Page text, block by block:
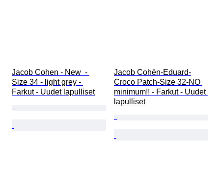
Jacob Cohen - New  -
Size 34 - light grey -
Farkut - Uudet lapulliset
Jacob Cohën-Eduard-
Croco Patch-Size 32-NO
minimum!! - Farkut - Uudet
lapulliset